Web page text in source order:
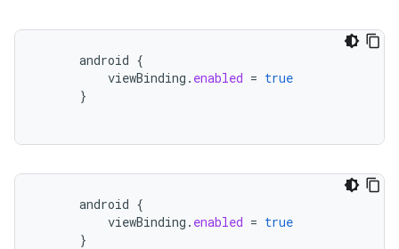
android {
viewBinding . enabled = true
}
android {
viewBinding . enabled = true
}